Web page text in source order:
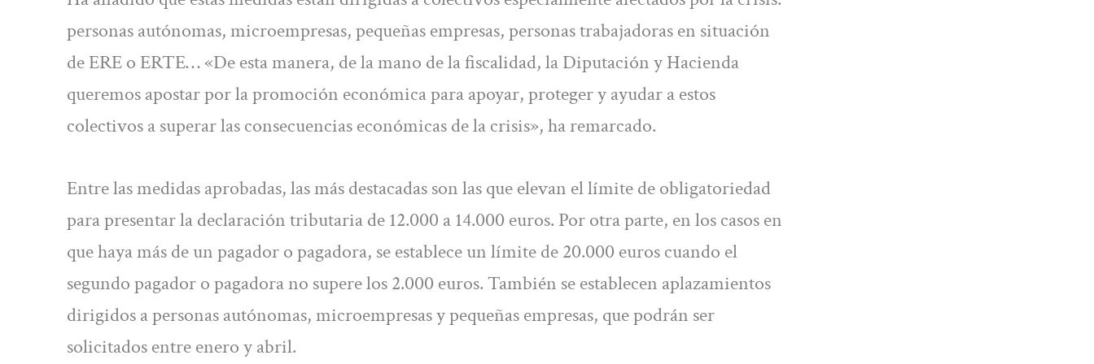
personas autónomas, microempresas, pequeñas empresas, personas trabajadoras en situación
de ERE o ERTE… «De esta manera, de la mano de la fiscalidad, la Diputación y Hacienda
queremos apostar por la promoción económica para apoyar, proteger y ayudar a estos
colectivos a superar las consecuencias económicas de la crisis», ha remarcado.
Entre las medidas aprobadas, las más destacadas son las que elevan el límite de obligatoriedad
para presentar la declaración tributaria de 12.000 a 14.000 euros. Por otra parte, en los casos en
que haya más de un pagador o pagadora, se establece un límite de 20.000 euros cuando el
segundo pagador o pagadora no supere los 2.000 euros. También se establecen aplazamientos
dirigidos a personas autónomas, microempresas y pequeñas empresas, que podrán ser
solicitados entre enero y abril.